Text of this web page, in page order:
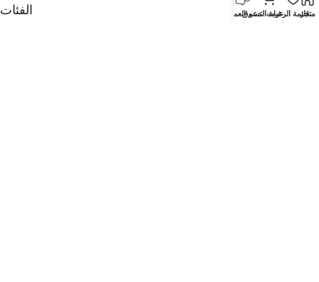
الفئات متجر
قائمة الرغباتعربة التسوق
دعم العملاء